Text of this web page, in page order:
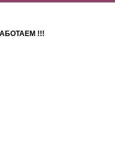
!!!